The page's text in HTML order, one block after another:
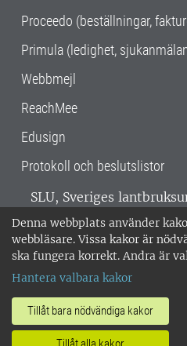
Denna webbplats använder
webbläsare. Vissa kakor är
ska fungera korrekt. Andra är
Hantera valbara kakor
Tillåt bara nödvändiga kakor
Proceedo (beställningar,
Primula (ledighet,
Webbmejl
ReachMee
Edusign
Protokoll och beslutslistor
SLU, Sveriges
verksamhet över hela
Alnarp, Uppsala och
miljöcertifierat enligt ISO
018-67 10 00 • Org nr:
Om SLU:s webbplatser
•Hantera kakor•